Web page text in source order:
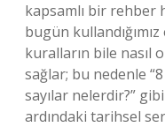
kapsamlı bir rehber
bugün
kuralların bile nasıl
sağlar; bu nedenle
sayılar nelerdir?”
ardındaki tarihsel